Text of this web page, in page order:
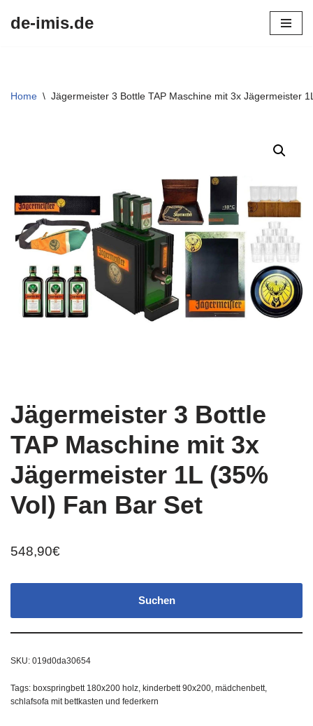
de-imis.de
Home \ Jägermeister 3 Bottle TAP Maschine mit 3x Jägermeister
Jägermeister 3 Bottle
TAP Maschine mit 3x
Jägermeister 1L (35%
Vol) Fan Bar Set
548,90€
Suchen
SKU: 019d0da30654
Tags: boxspringbett 180x200 holz, kinderbett 90x200, mädchenbett,
schlafsofa mit bettkasten und federkern